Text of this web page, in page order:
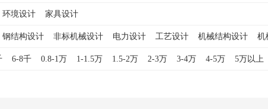
玉 北屯 铁门关
环境设计 家具设计
钢结构设计 非标机械设计 电力设计 工艺设计 机械结构设计 机
6-8千 0.8-1万 1-1.5万 1.5-2万 2-3万 3-4万 4-5万 5万以上